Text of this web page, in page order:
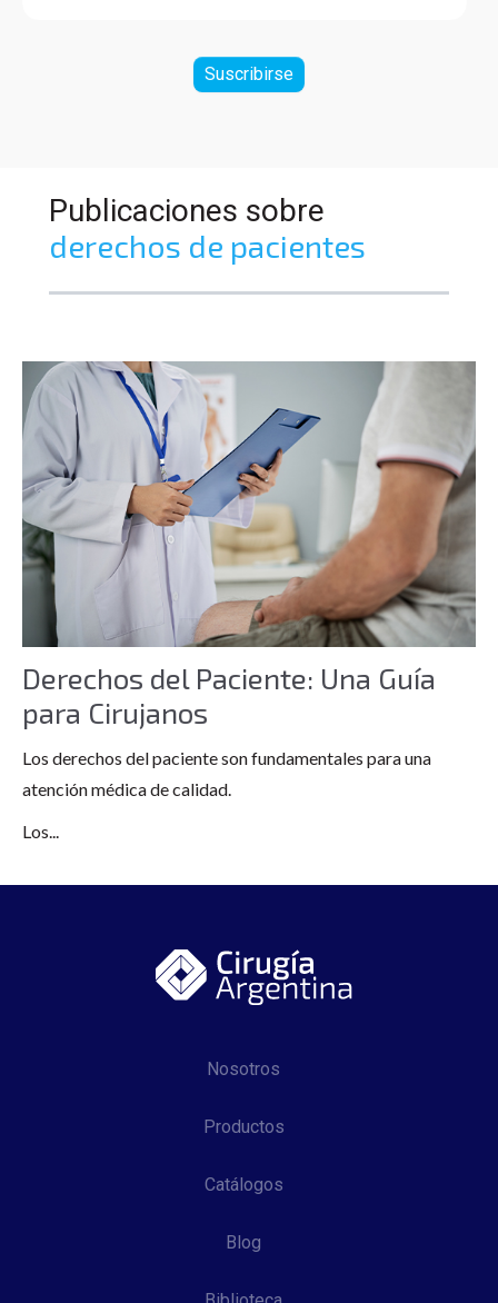
Publicaciones sobre
derechos de pacientes
Derechos del Paciente: Una Guía
para Cirujanos
Los derechos del paciente son fundamentales para una
atención médica de calidad.
Los...
Nosotros
Productos
Catálogos
Blog